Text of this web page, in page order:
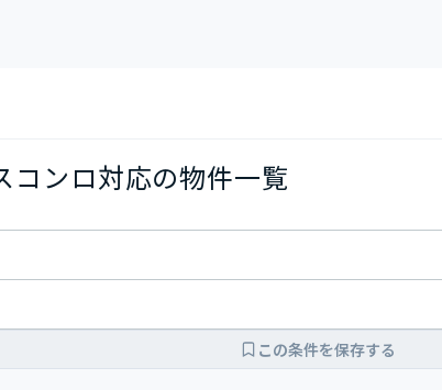
コンロ対応の物件一覧
この条件を保存する